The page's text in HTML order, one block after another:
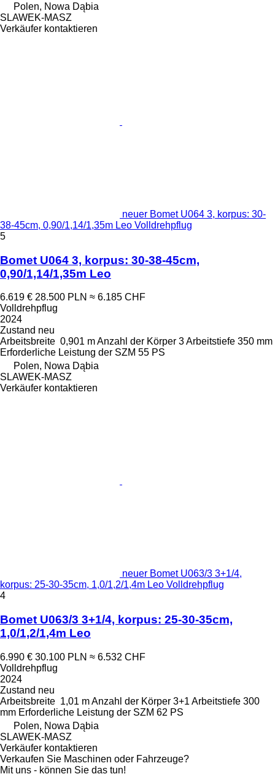
Polen, Nowa Dąbia
SLAWEK-MASZ
Verkäufer kontaktieren
neuer Bomet U064 3, korpus: 30-
38-45cm, 0,90/1,14/1,35m Leo Volldrehpflug
5
Bomet U064 3, korpus: 30-38-45cm,
0,90/1,14/1,35m Leo
6.619 € 28.500 PLN ≈ 6.185 CHF
Volldrehpflug
2024
Zustand neu
Arbeitsbreite 0,901 mAnzahl der Körper 3Arbeitstiefe 350 mm
Erforderliche Leistung der SZM 55 PS
Polen, Nowa Dąbia
SLAWEK-MASZ
Verkäufer kontaktieren
neuer Bomet U063/3 3+1/4,
korpus: 25-30-35cm, 1,0/1,2/1,4m Leo Volldrehpflug
4
Bomet U063/3 3+1/4, korpus: 25-30-35cm,
1,0/1,2/1,4m Leo
6.990 € 30.100 PLN ≈ 6.532 CHF
Volldrehpflug
2024
Zustand neu
Arbeitsbreite 1,01 mAnzahl der Körper 3+1 Arbeitstiefe 300
mm Erforderliche Leistung der SZM 62 PS
Polen, Nowa Dąbia
SLAWEK-MASZ
Verkäufer kontaktieren
Verkaufen Sie Maschinen oder Fahrzeuge?
Mit uns - können Sie das tun!